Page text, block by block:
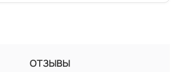
ОТЗЫВЫ